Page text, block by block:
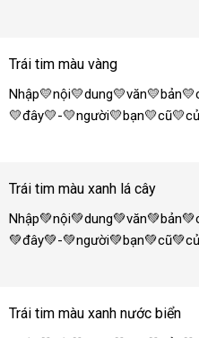
Trái tim màu vàng
💛đây💛-
Trái tim màu xanh lá cây
💚đây💚-
Trái tim màu xanh nước biển